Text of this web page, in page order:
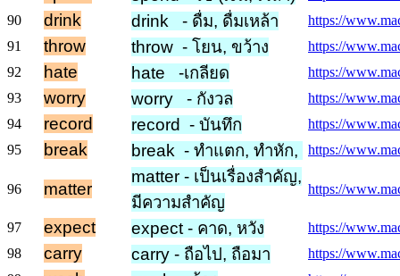
90
drink drink - ดื่ม, ดื่มเหล้า
https://
91
throw throw - โยน, ขว้าง
https://
92
hate hate -เกลียด
https://
93
worry worry - กังวล
https://
94
record record - บันทึก
https://
95
break break - ทำแตก, ทำหัก, https://
96 matter
matter - เป็นเรื่องสำคัญ,
มีความสำคัญ
https://
97 expect expect - คาด, หวัง
https://
98
carry carry - ถือไป, ถือมา
https://